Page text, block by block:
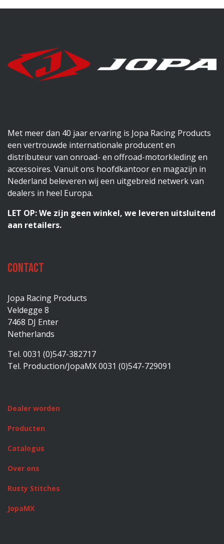
Met meer dan 40 jaar ervaring is Jopa Racing Products
een vertrouwde internationale producent en
distributeur van onroad- en offroad-motorkleding en
accessoires. Vanuit ons hoofdkantoor en magazijn in
Nederland beleveren wij een uitgebreid netwerk van
dealers in heel Europa.
LET OP: We zijn geen winkel, we leveren uitsluitend
aan retailers.
Contact
Jopa Racing Products
Veldegge 8
7468 DJ Enter
Netherlands
Tel. 0031 (0)547-382717
Tel. Production/JopaMX 0031 (0)547-729091
Dealer worden
Producten
Catalogus
Over ons
Rusty Stitches
JopaMX